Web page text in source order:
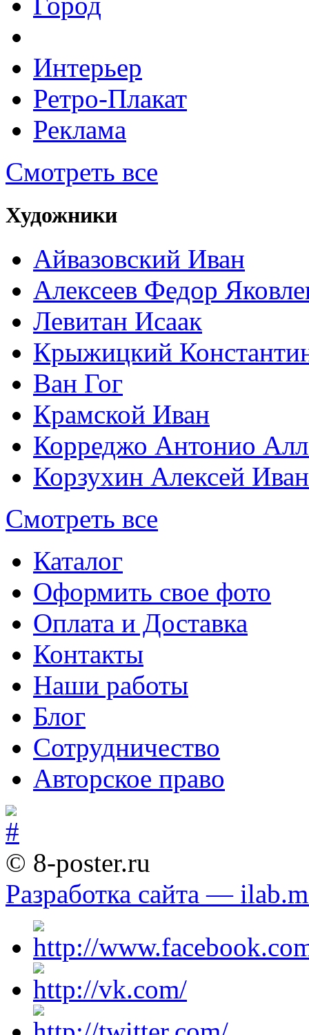
Интерьер
Ретро-Плакат
Реклама
Смотреть все
Художники
Айвазовский Иван
Алексеев Федор
Левитан Исаак
Крыжицкий
Ван Гог
Крамской Иван
Корреджо Антонио
Корзухин Алексей
Смотреть все
Каталог
Оформить свое фото
Оплата и Доставка
Контакты
Наши работы
Блог
Сотрудничество
Авторское право
© 8-poster.ru
Разработка сайта —